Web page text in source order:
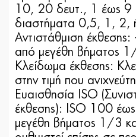
10, 20 δευτ., 1 έως 9
διαστήματα 0,5, 1, 2,
Αντιστάθμιση
από μεγέθη βήματος
Κλείδωμα έκθεσης:
στην τιμή που
Ευαισθησία ISO
έκθεσης): ISO 100
μεγέθη βήματος 1/3